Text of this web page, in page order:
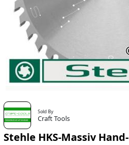
Sold By
Craft Tools
Stehle HKS-Massiv Hand-